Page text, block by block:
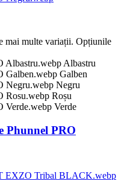
mai multe variații. Opțiunile
Albastru
Galben
Negru
Roșu
Verde
Phunnel PRO